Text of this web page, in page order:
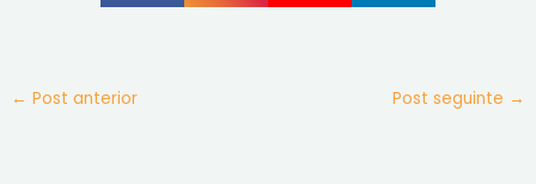
← Post anterior Post seguinte →